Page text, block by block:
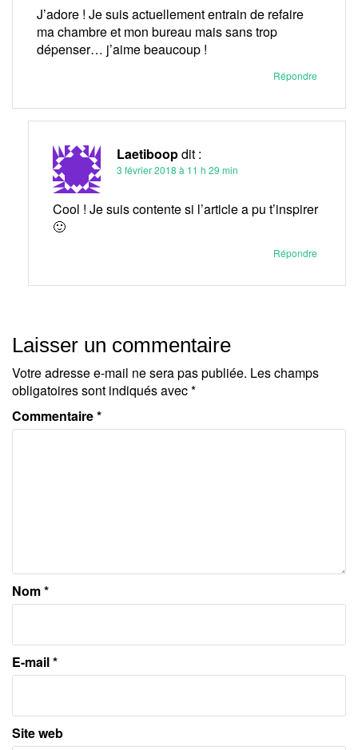
J’adore ! Je suis actuellement entrain de refaire
ma chambre et mon bureau mais sans trop
dépenser… j’aime beaucoup !
Répondre
Laetiboopdit :
3 février 2018 à 11 h 29 min
Cool ! Je suis contente si l’article a pu t’inspirer
🙂
Répondre
Laisser un commentaire
Votre adresse e-mail ne sera pas publiée. Les champs
obligatoires sont indiqués avec*
Commentaire*
Nom*
E-mail*
Site web